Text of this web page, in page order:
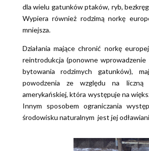
dla wielu gatunków ptaków, ryb,
Wypiera również rodzimą norkę
mniejsza.
Działania mające chronić norkę
reintrodukcja (ponowne
bytowania rodzimych gatunków),
powodzenia ze względu na liczną
amerykańskiej, która występuje na
Innym sposobem ograniczania
środowisku naturalnym jest jej